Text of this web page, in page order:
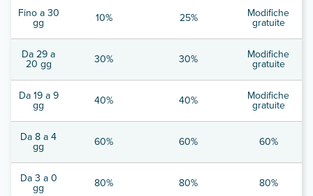
Fino a 30
gg 10% 25% Modifiche
gratuite
Da 29 a
20 gg 30% 30% Modifiche
gratuite
Da 19 a 9
gg 40% 40% Modifiche
gratuite
Da 8 a 4
gg 60% 60% 60%
Da 3 a 0
gg 80% 80% 80%